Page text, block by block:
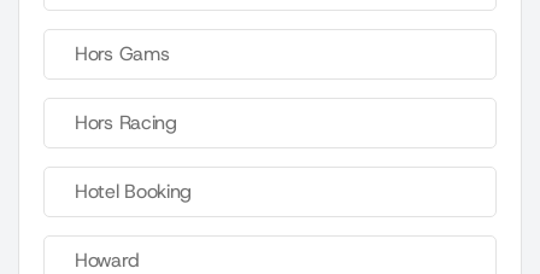
Hors Gams
Hors Racing
Hotel Booking
Howard